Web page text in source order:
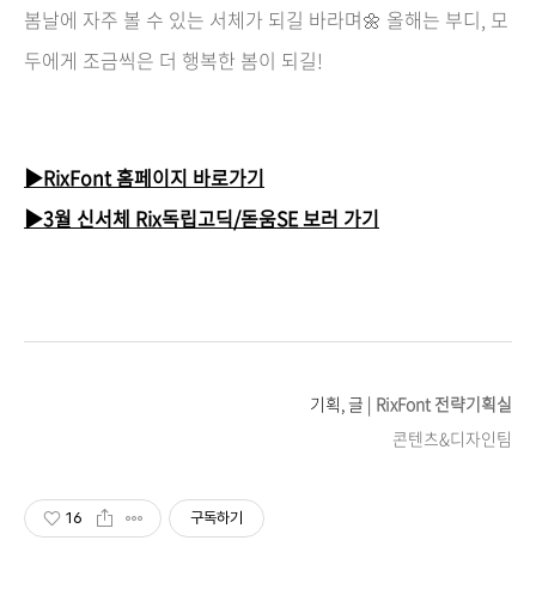
봄날에 자주 볼 수 있는 서체가 되길 바라며🌼 올해는 부디, 모
두에게 조금씩은 더 행복한 봄이 되길!
▶RixFont 홈페이지 바로가기
▶3월 신서체 Rix독립고딕/돋움SE 보러 가기
기획, 글 | RixFont 전략기획실
콘텐츠&디자인팀
16 구독하기